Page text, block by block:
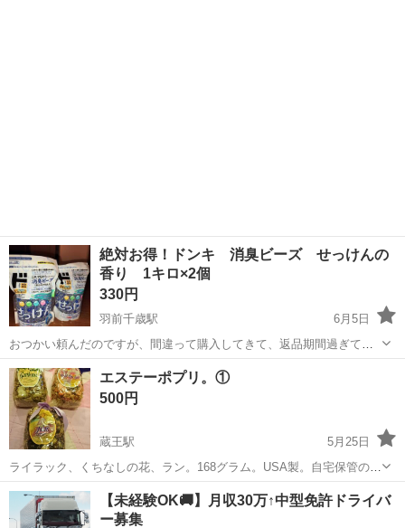
絶対お得！ドンキ 消臭ビーズ せっけんの
香り 1キロ×2個
330円
羽前千歳駅
6月5日
おつかい頼んだのですが、間違って購入してきて、返品期間過ぎてし
まいました。 1個340円位でした。 2個とも未実施ですが、1個は封切
り済み
山形 山形市 羽前千歳駅 芳香剤、消臭剤
エステーポプリ。①
500円
蔵王駅
5月25日
ライラック、くちなしの花、ラン。168グラム。USA製。自宅保管の為
ご理解のある方宜しくお願い致します。お1つのお値段です。
山形 山形市 蔵王駅 芳香剤、消臭剤 ラン
【未経験OK🚚】月収30万↑中型免許ドライバ
ー募集